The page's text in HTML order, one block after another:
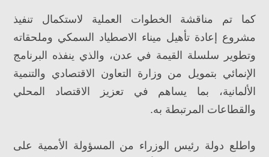
كما تم مناقشة الخطوات العملية لاستكمال تنفيذ
مشروع إعادة تأهيل ميناء الاصطياد السمكي وملحقاته
وتطوير سلسلة القيمة في عدن، والذي ينفذه البرنامج
الإنمائي بتمويل من وزارة التعاون الاقتصادي والتنمية
الألمانية، بما يساهم في تعزيز الاقتصاد المحلي
والقطاعات المرتبطة به.
واطلع دولة رئيس الوزراء من المسؤولة الأممية على